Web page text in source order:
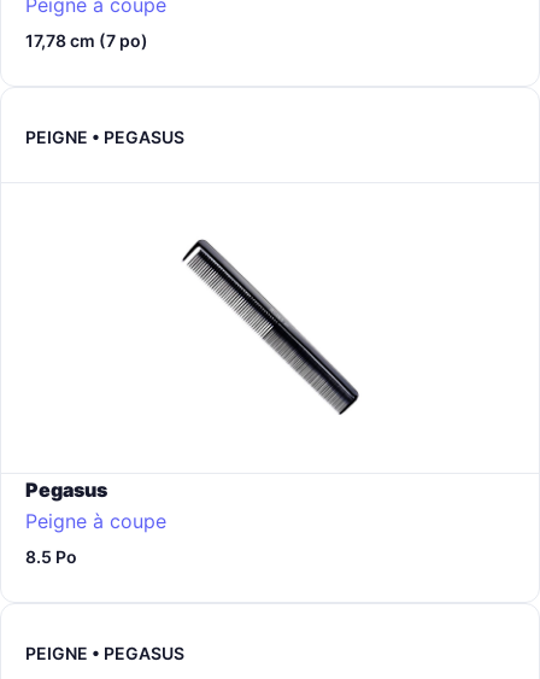
Peigne à coupe
17,78 cm (7 po)
PEIGNE • PEGASUS
Pegasus
Peigne à coupe
8.5 Po
PEIGNE • PEGASUS